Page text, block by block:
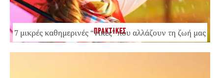
ΠΡΑΚΤΙΚΕΣ
7 μικρές καθημερινές “νίκες” που αλλάζουν τη ζωή μας